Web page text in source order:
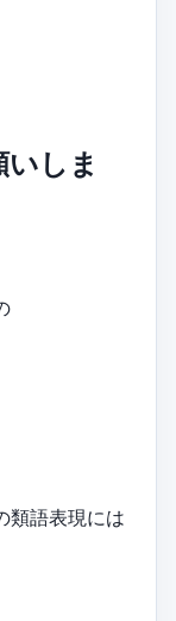
いしま
類語表現には